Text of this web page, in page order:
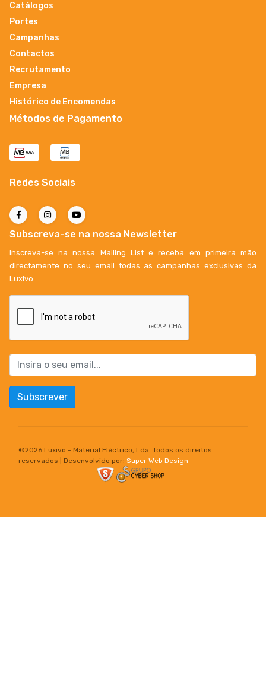
Catálogos
Portes
Campanhas
Contactos
Recrutamento
Empresa
Histórico de Encomendas
Métodos de Pagamento
Redes Sociais
Subscreva-se na nossa Newsletter
Inscreva-se na nossa Mailing List e receba em primeira mão
directamente no seu email todas as campanhas exclusivas da
Luxivo.
Subscrever
©2026 Luxivo - Material Eléctrico, Lda. Todos os direitos
reservados | Desenvolvido por: Super Web Design